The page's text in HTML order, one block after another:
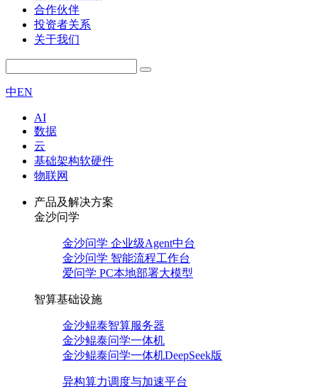
合作伙伴
投资者关系
关于我们
中EN
AI
数据
云
基础架构软硬件
物联网
产品及解决方案
金沙问学
金沙问学 企业级Agent中台
金沙问学 智能流程工作台
爱问学 PC本地部署大模型
智算基础设施
金沙鲲泰智算服务器
金沙鲲泰问学一体机
金沙鲲泰问学一体机DeepSeek版
异构算力调度与加速平台